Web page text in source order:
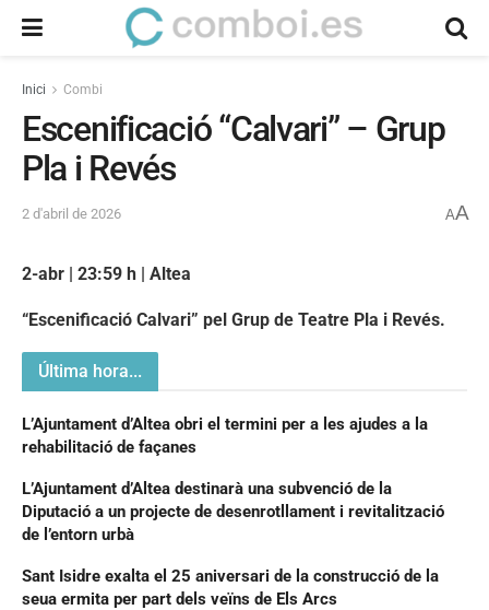
Inici Combi
Escenificació “Calvari” – Grup
Pla i Revés
2 d'abril de 2026 AA
2-abr | 23:59 h | Altea
“Escenificació Calvari” pel Grup de Teatre Pla i Revés.
Última hora...
L’Ajuntament d’Altea obri el termini per a les ajudes a la
rehabilitació de façanes
L’Ajuntament d’Altea destinarà una subvenció de la
Diputació a un projecte de desenrotllament i revitalització
de l’entorn urbà
Sant Isidre exalta el 25 aniversari de la construcció de la
seua ermita per part dels veïns de Els Arcs